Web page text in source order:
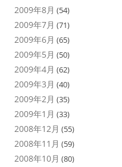
2009年8月 (54)
2009年7月 (71)
2009年6月 (65)
2009年5月 (50)
2009年4月 (62)
2009年3月 (40)
2009年2月 (35)
2009年1月 (33)
2008年12月 (55)
2008年11月 (59)
2008年10月 (80)